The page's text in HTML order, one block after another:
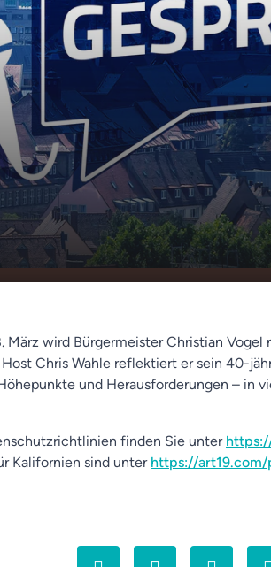
März wird Bürgermeister Christian
Chris Wahle reflektiert er sein 40-
und Herausforderungen – in
finden Sie unter
Kalifornien sind unter https://